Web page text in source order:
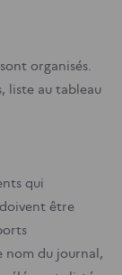
organisés.
liste au tableau
qui
être
nom du journal,